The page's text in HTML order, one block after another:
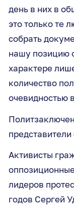
день в них в
это только те
собрать
нашу позицию
характере
количество
очевидностью
Активисты
лидеров
годов Сергей